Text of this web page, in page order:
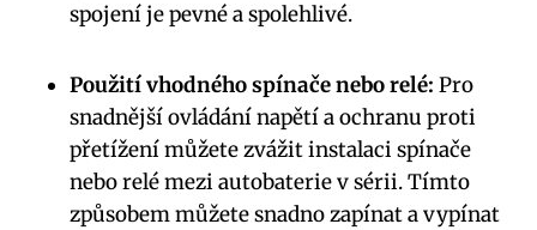
spojení je pevné a spolehlivé.
Použití vhodného spínače nebo relé: Pro
snadnější ovládání napětí a ochranu proti
přetížení můžete zvážit instalaci spínače
nebo relé mezi autobaterie v sérii. Tímto
způsobem můžete snadno zapínat a vypínat